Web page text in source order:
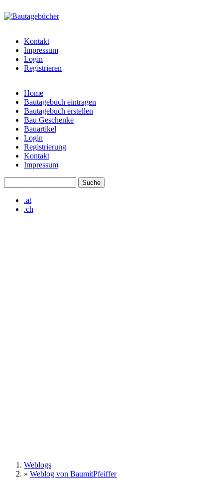
bautagebuch-
liste.de
Kontakt
Impressum
Login
Registrieren
Hauptmenü
Home
Bautagebuch eintragen
Bautagebuch erstellen
Bau Geschenke
Bauartikel
Login
Registrierung
Kontakt
Impressum
.at
.ch
Sie sind hier
Weblogs
» Weblog von BaumitPfeiffer